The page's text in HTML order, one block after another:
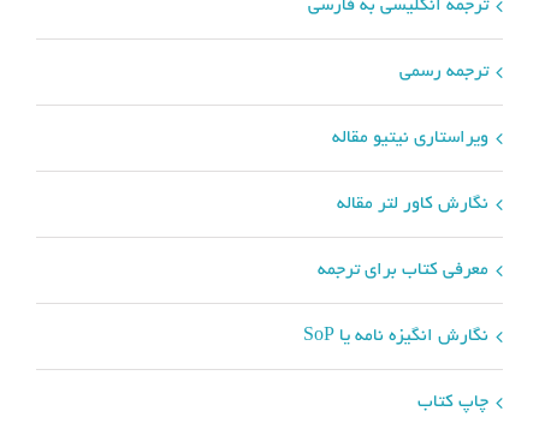
ترجمه انگلیسی به فارسی
ترجمه رسمی
ویراستاری نیتیو مقاله
نگارش کاور لتر مقاله
معرفی کتاب برای ترجمه
نگارش انگیزه نامه یا SoP
چاپ کتاب